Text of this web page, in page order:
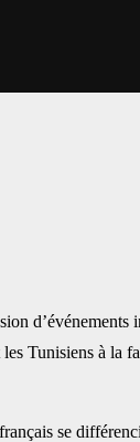
d’événements
Tunisiens à la
se